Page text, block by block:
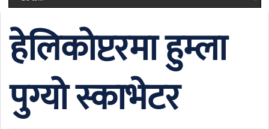
हेलिकोप्टरमा हुम्ला
पुग्यो स्काभेटर